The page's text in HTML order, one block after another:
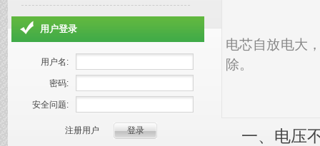
用户登录
用户名:
密码:
安全问题:
注册用户
电芯自放电大
除。
一、电压